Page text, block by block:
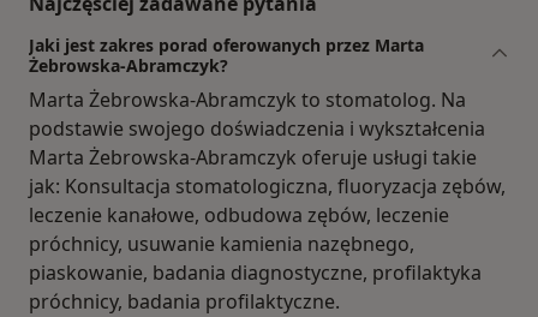
Jaki jest zakres porad oferowanych przez Marta
Żebrowska-Abramczyk?
Marta Żebrowska-Abramczyk to stomatolog. Na
podstawie swojego doświadczenia i wykształcenia
Marta Żebrowska-Abramczyk oferuje usługi takie
jak: Konsultacja stomatologiczna, fluoryzacja zębów,
leczenie kanałowe, odbudowa zębów, leczenie
próchnicy, usuwanie kamienia nazębnego,
piaskowanie, badania diagnostyczne, profilaktyka
próchnicy, badania profilaktyczne.